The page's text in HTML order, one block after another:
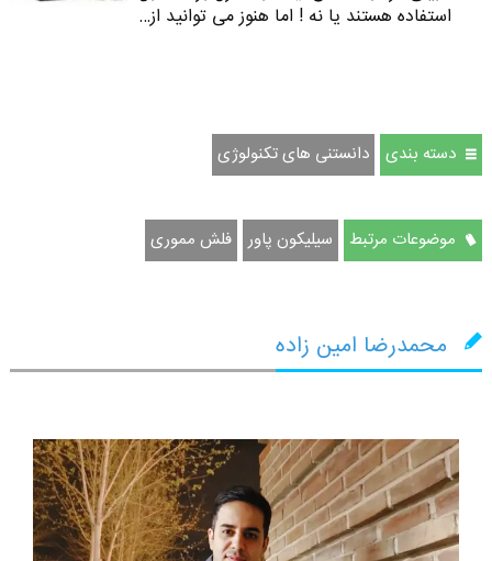
استفاده هستند یا نه ! اما هنوز می توانید از…
دسته بندی دانستنی های تکنولوژی
موضوعات مرتبط سیلیکون پاور فلش مموری
محمدرضا امین زاده